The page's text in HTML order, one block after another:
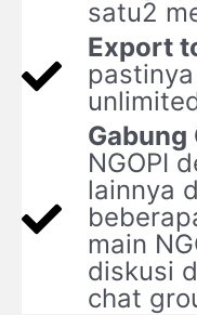
satu2
Export
Gabung
NGOPI
lainnya
main
diskusi
chat